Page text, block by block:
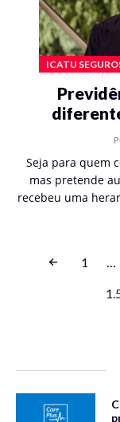
ICATU
Seja para quem
mas pretende
recebeu uma
1 …